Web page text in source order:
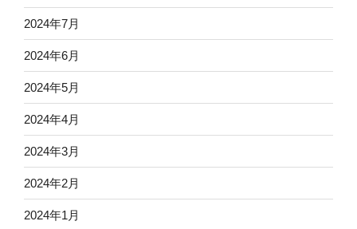
2024年7月
2024年6月
2024年5月
2024年4月
2024年3月
2024年2月
2024年1月